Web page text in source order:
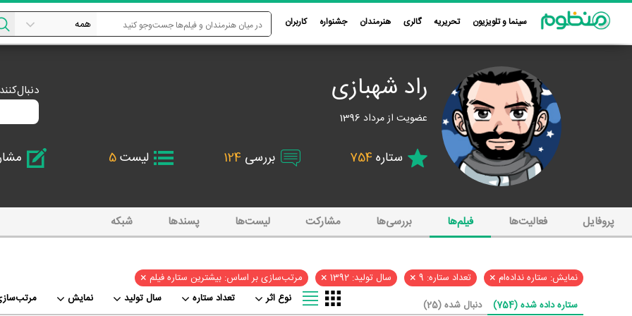
سینما و تلویزیون تحریریه گالری هنرمندان جشنواره کاربران
راد شهبازی
عضویت از مرداد 1396
ستاره 754 بررسی 124 لیست5
پروفایل فعالیت‌ها فیلم‌ها بررسی‌ها مشارکت لیست‌ها پسند‌ها شبکه
نمایش: ستاره نداده‌ام × تعداد ستاره: 9 × سال تولید: 1392 × مرتب‌سازی بر اساس: بیشترین ستاره فیلم ×
ستاره داده شده (754) دنبال شده (25) نمایش سال تولید تعداد ستاره نوع اثر